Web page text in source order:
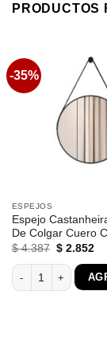
PRODUCTOS
-35%
ESPEJOS
Espejo
De Colgar Cuero
$4.387 El
original
era:
$ 4.387.
$2.852El
$
Espejo Castanheira